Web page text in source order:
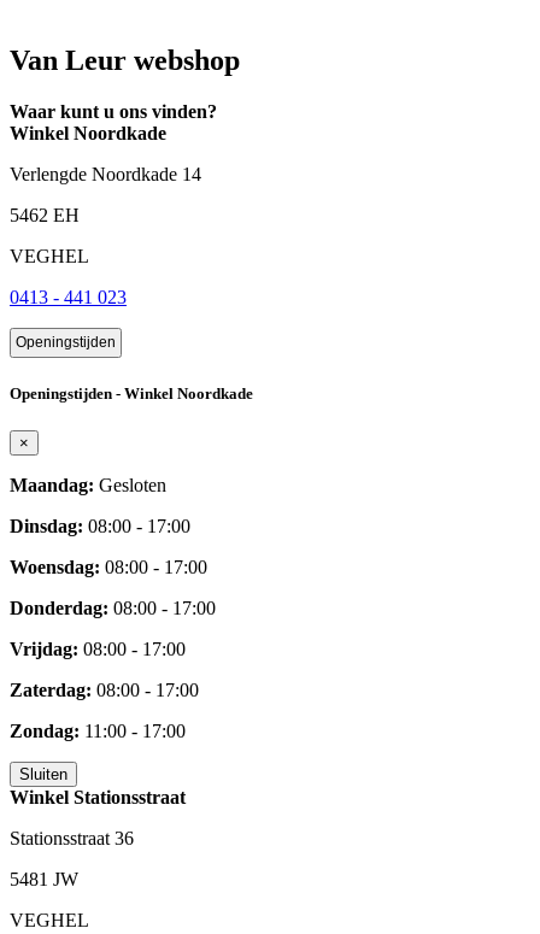
Van Leur webshop
Waar kunt u ons vinden?
Winkel Noordkade
Verlengde Noordkade 14
5462 EH
VEGHEL
0413 - 441 023
Openingstijden
Openingstijden - Winkel Noordkade
×
Maandag: Gesloten
Dinsdag: 08:00 - 17:00
Woensdag: 08:00 - 17:00
Donderdag: 08:00 - 17:00
Vrijdag: 08:00 - 17:00
Zaterdag: 08:00 - 17:00
Zondag: 11:00 - 17:00
Sluiten
Winkel Stationsstraat
Stationsstraat 36
5481 JW
VEGHEL